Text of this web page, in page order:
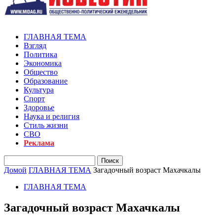
ГЛАВНАЯ ТЕМА
Взгляд
Политика
Экономика
Общество
Образование
Культура
Спорт
Здоровье
Наука и религия
Стиль жизни
СВО
Реклама
Домой ГЛАВНАЯ ТЕМА Загадочный возраст Махачкалы
ГЛАВНАЯ ТЕМА
Загадочный возраст Махачкалы